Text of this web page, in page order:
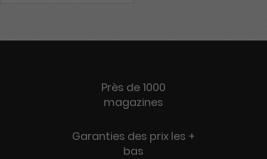
Près de 1000
magazines
Garanties des prix les +
bas